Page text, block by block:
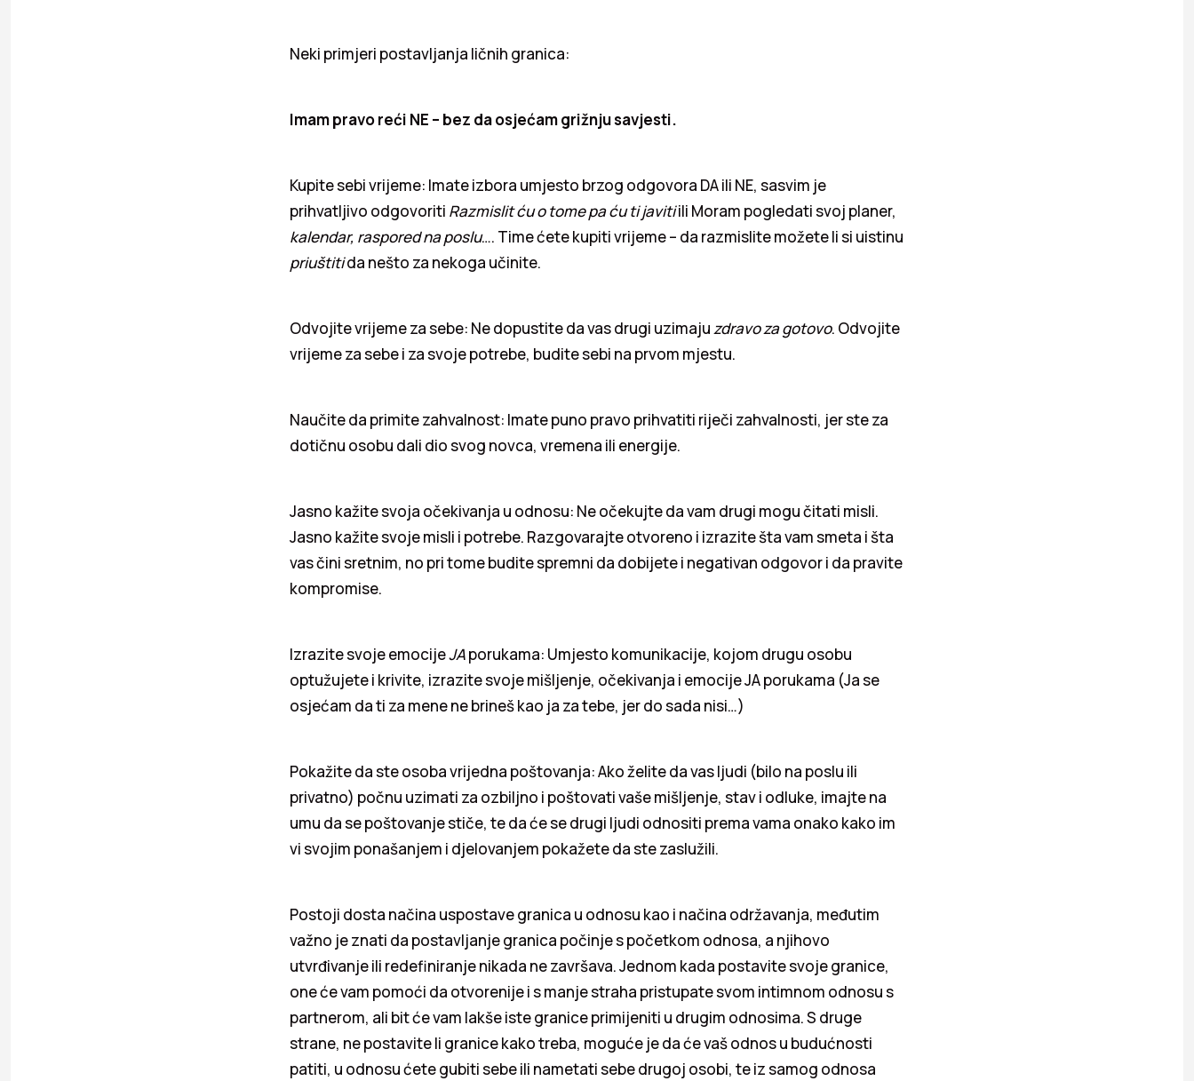
Neki primjeri postavljanja ličnih granica:
Imam pravo reći NE – bez da osjećam grižnju savjesti.
Kupite sebi vrijeme: Imate izbora umjesto brzog odgovora DA ili NE, sasvim je
prihvatljivo odgovoriti Razmislit ću o tome pa ću ti javitiili Moram pogledati svoj planer,
kalendar, raspored na poslu…. Time ćete kupiti vrijeme – da razmislite možete li si uistinu
priuštitida nešto za nekoga učinite.
Odvojite vrijeme za sebe: Ne dopustite da vas drugi uzimajuzdravo za gotovo. Odvojite
vrijeme za sebe i za svoje potrebe, budite sebi na prvom mjestu.
Naučite da primite zahvalnost: Imate puno pravo prihvatiti riječi zahvalnosti, jer ste za
dotičnu osobu dali dio svog novca, vremena ili energije.
Jasno kažite svoja očekivanja u odnosu: Ne očekujte da vam drugi mogu čitati misli.
Jasno kažite svoje misli i potrebe. Razgovarajte otvoreno i izrazite šta vam smeta i šta
vas čini sretnim, no pri tome budite spremni da dobijete i negativan odgovor i da pravite
kompromise.
Izrazite svoje emocijeJAporukama: Umjesto komunikacije, kojom drugu osobu
optužujete i krivite, izrazite svoje mišljenje, očekivanja i emocije JA porukama (Ja se
osjećam da ti za mene ne brineš kao ja za tebe, jer do sada nisi…)
Pokažite da ste osoba vrijedna poštovanja: Ako želite da vas ljudi (bilo na poslu ili
privatno) počnu uzimati za ozbiljno i poštovati vaše mišljenje, stav i odluke, imajte na
umu da se poštovanje stiče, te da će se drugi ljudi odnositi prema vama onako kako im
vi svojim ponašanjem i djelovanjem pokažete da ste zaslužili.
Postoji dosta načina uspostave granica u odnosu kao i načina održavanja, međutim
važno je znati da postavljanje granica počinje s početkom odnosa, a njihovo
utvrđivanje ili redefiniranje nikada ne završava. Jednom kada postavite svoje granice,
one će vam pomoći da otvorenije i s manje straha pristupate svom intimnom odnosu s
partnerom, ali bit će vam lakše iste granice primijeniti u drugim odnosima. S druge
strane, ne postavite li granice kako treba, moguće je da će vaš odnos u budućnosti
patiti, u odnosu ćete gubiti sebe ili nametati sebe drugoj osobi, te iz samog odnosa